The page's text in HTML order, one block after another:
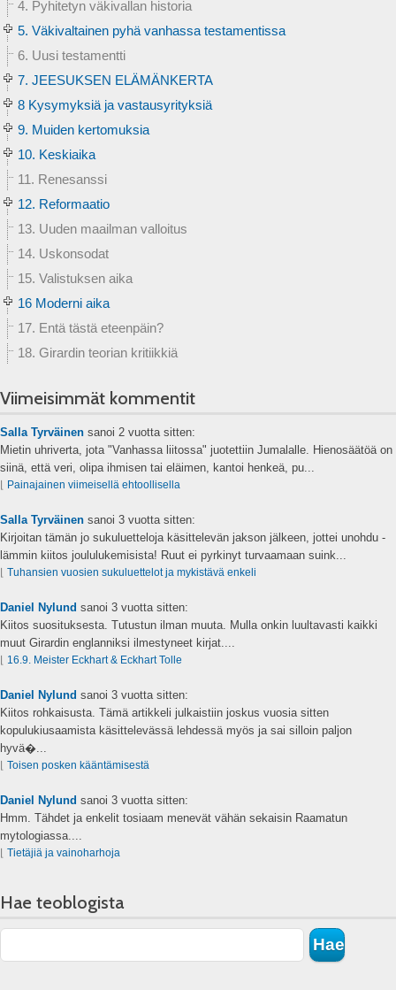
4. Pyhitetyn väkivallan historia
5. Väkivaltainen pyhä vanhassa testamentissa
6. Uusi testamentti
7. JEESUKSEN ELÄMÄNKERTA
8 Kysymyksiä ja vastausyrityksiä
9. Muiden kertomuksia
10. Keskiaika
11. Renesanssi
12. Reformaatio
13. Uuden maailman valloitus
14. Uskonsodat
15. Valistuksen aika
16 Moderni aika
17. Entä tästä eteenpäin?
18. Girardin teorian kritiikkiä
Viimeisimmät kommentit
Salla Tyrväinen sanoi 2 vuotta sitten:
Mietin uhriverta, jota "Vanhassa liitossa" juotettiin Jumalalle. Hienosäätöä on
siinä, että veri, olipa ihmisen tai eläimen, kantoi henkeä, pu...
⌊ Painajainen viimeisellä ehtoollisella
Salla Tyrväinen sanoi 3 vuotta sitten:
Kirjoitan tämän jo sukuluetteloja käsittelevän jakson jälkeen, jottei unohdu -
lämmin kiitos joululukemisista! Ruut ei pyrkinyt turvaamaan suink...
⌊ Tuhansien vuosien sukuluettelot ja mykistävä enkeli
Daniel Nylund sanoi 3 vuotta sitten:
Kiitos suosituksesta. Tutustun ilman muuta. Mulla onkin luultavasti kaikki
muut Girardin englanniksi ilmestyneet kirjat....
⌊ 16.9. Meister Eckhart & Eckhart Tolle
Daniel Nylund sanoi 3 vuotta sitten:
Kiitos rohkaisusta. Tämä artikkeli julkaistiin joskus vuosia sitten
kopulukiusaamista käsittelevässä lehdessä myös ja sai silloin paljon
hyvä�...
⌊ Toisen posken kääntämisestä
Daniel Nylund sanoi 3 vuotta sitten:
Hmm. Tähdet ja enkelit tosiaam menevät vähän sekaisin Raamatun
mytologiassa....
⌊ Tietäjiä ja vainoharhoja
Hae teoblogista